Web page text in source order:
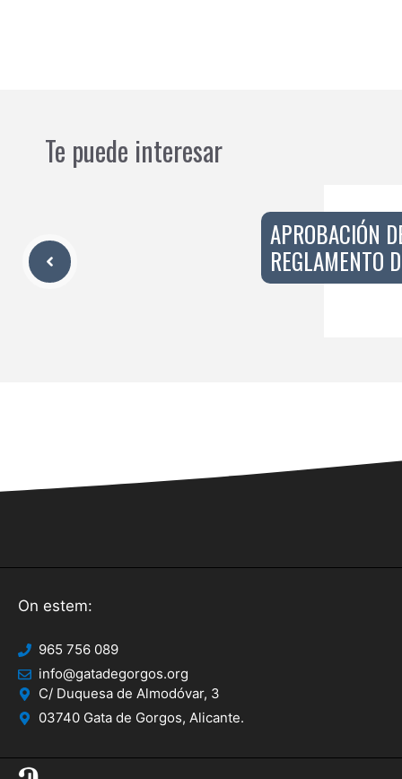
Te puede interesar
APROBACIÓN
REGLAMENTO
On estem:
965 756 089
info@gatadegorgos.org
C/ Duquesa de Almodóvar, 3
03740 Gata de Gorgos, Alicante.